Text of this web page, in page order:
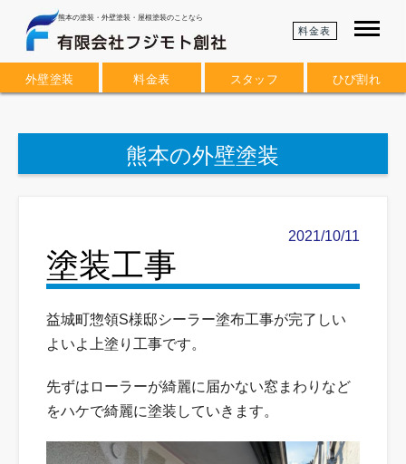
熊本の塗装・外壁塗装・屋根塗装のことなら
料金表
外壁塗装 料金表 スタッフ ひび割れ
熊本の外壁塗装
2021/10/11
塗装工事
益城町惣領S様邸シーラー塗布工事が完了しい
よいよ上塗り工事です。
先ずはローラーが綺麗に届かない窓まわりなど
をハケで綺麗に塗装していきます。